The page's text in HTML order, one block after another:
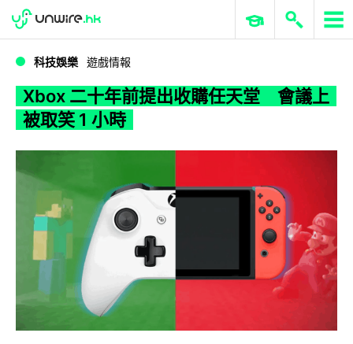
WWDC 2026 ERP 與商業 AI
科技娛樂 遊戲情報
Xbox 二十年前提出收購任天堂 會議上
被取笑 1 小時